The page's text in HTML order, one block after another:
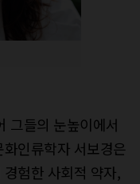
그들의 눈높이에서
인류학자 서보경은
경험한 사회적 약자,